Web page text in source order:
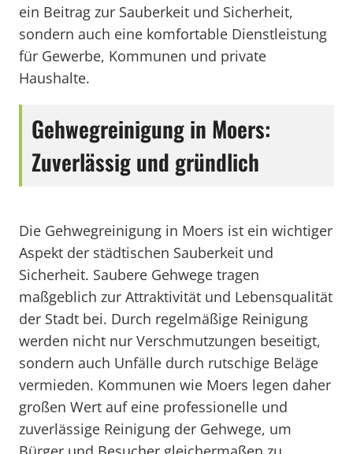
ein Beitrag zur Sauberkeit und Sicherheit,
sondern auch eine komfortable Dienstleistung
für Gewerbe, Kommunen und private
Haushalte.
Gehwegreinigung in Moers:
Zuverlässig und gründlich
Die Gehwegreinigung in Moers ist ein wichtiger
Aspekt der städtischen Sauberkeit und
Sicherheit. Saubere Gehwege tragen
maßgeblich zur Attraktivität und Lebensqualität
der Stadt bei. Durch regelmäßige Reinigung
werden nicht nur Verschmutzungen beseitigt,
sondern auch Unfälle durch rutschige Beläge
vermieden. Kommunen wie Moers legen daher
großen Wert auf eine professionelle und
zuverlässige Reinigung der Gehwege, um